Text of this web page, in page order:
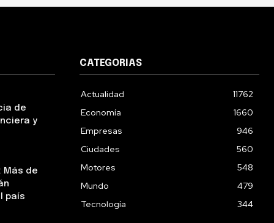
de
y
Más de
país
CATEGORIAS
Actualidad
11762
Economía
1660
Empresas
946
Ciudades
560
Motores
548
Mundo
479
Tecnología
344